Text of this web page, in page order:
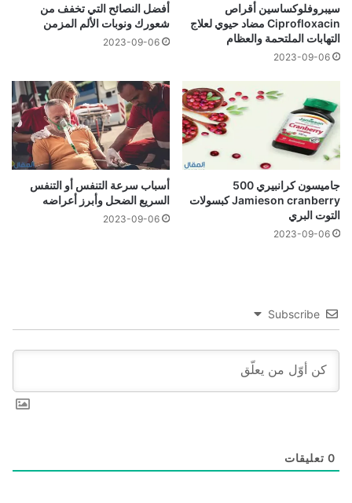
سيبروفلوكساسين أقراص
Ciprofloxacin مضاد حيوي لعلاج
التهابات الملتحمة والعظام
2023-09-06
أفضل النصائح التي تخفف من
شعورك ونوبات الألم المزمن
2023-09-06
جاميسون كرانبيري 500
Jamieson cranberry كبسولات
التوت البري
2023-09-06
أسباب سرعة التنفس أو التنفس
السريع الضحل وأبرز أعراضه
2023-09-06
Subscribe
0 تعليقات